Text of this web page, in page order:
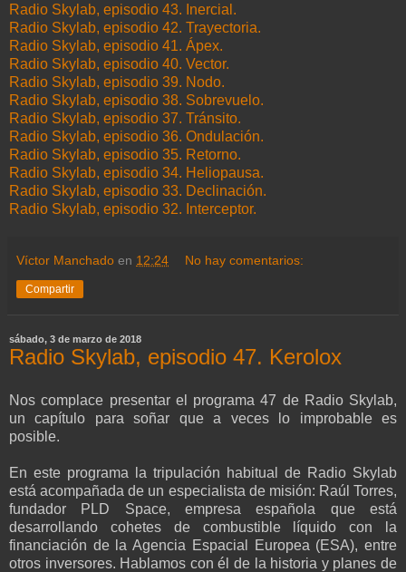
Radio Skylab, episodio 43. Inercial.
Radio Skylab, episodio 42. Trayectoria.
Radio Skylab, episodio 41. Ápex.
Radio Skylab, episodio 40. Vector.
Radio Skylab, episodio 39. Nodo.
Radio Skylab, episodio 38. Sobrevuelo.
Radio Skylab, episodio 37. Tránsito.
Radio Skylab, episodio 36. Ondulación.
Radio Skylab, episodio 35. Retorno.
Radio Skylab, episodio 34. Heliopausa.
Radio Skylab, episodio 33. Declinación.
Radio Skylab, episodio 32. Interceptor.
Víctor Manchado en 12:24 No hay comentarios:
Compartir
sábado, 3 de marzo de 2018
Radio Skylab, episodio 47. Kerolox
Nos complace presentar el programa 47 de Radio Skylab,
un capítulo para soñar que a veces lo improbable es
posible.
En este programa la tripulación habitual de Radio Skylab
está acompañada de un especialista de misión: Raúl Torres,
fundador PLD Space, empresa española que está
desarrollando cohetes de combustible líquido con la
financiación de la Agencia Espacial Europea (ESA), entre
otros inversores. Hablamos con él de la historia y planes de